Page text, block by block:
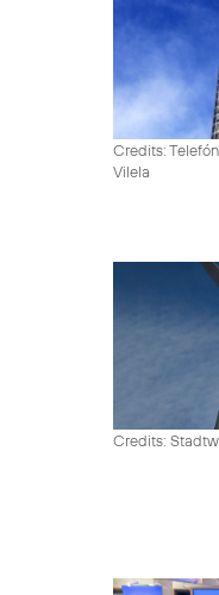
Credits:
Vilela
Credits: